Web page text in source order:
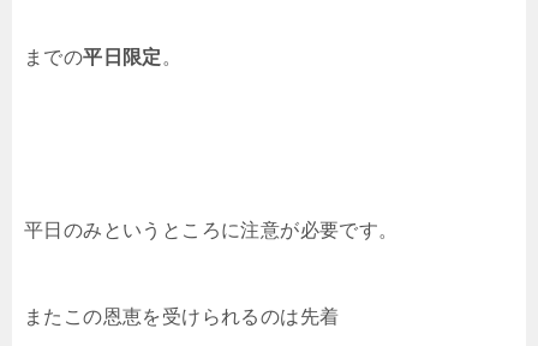
までの平日限定。
平日のみというところに注意が必要です。
またこの恩恵を受けられるのは先着